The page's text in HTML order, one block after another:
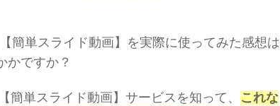
【簡単スライド動画】を実際に使ってみた感想は
かですか？
【簡単スライド動画】サービスを知って、 これな